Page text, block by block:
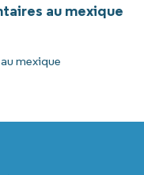
au mexique
mexique